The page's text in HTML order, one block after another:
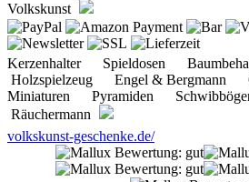
Volkskunst
Kerzenhalter Spieldosen
Holzspielzeug Engel &
Miniaturen Pyramiden
Räuchermann
volkskunst-geschenke.de/